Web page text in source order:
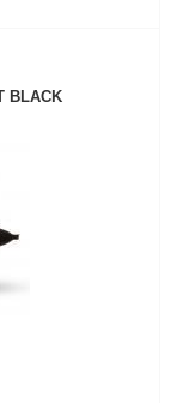
BLACK